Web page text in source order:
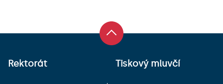
Rektorát Tiskový mluvčí